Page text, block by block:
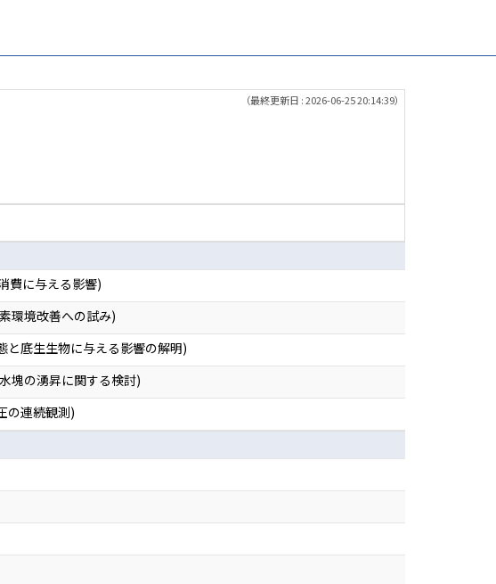
（最終更新日 : 2026-06-25 20:14:39）
費に与える影響)
環境改善への試み)
と底生生物に与える影響の解明)
塊の湧昇に関する検討)
の連続観測)